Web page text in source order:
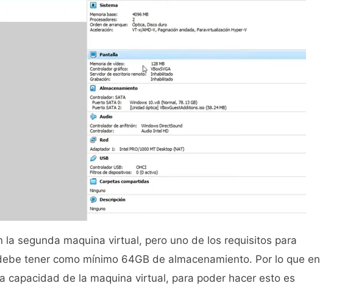
la segunda maquina virtual, pero uno de los requisitos para
tener como mínimo 64GB de almacenamiento. Por lo que en
capacidad de la maquina virtual, para poder hacer esto es